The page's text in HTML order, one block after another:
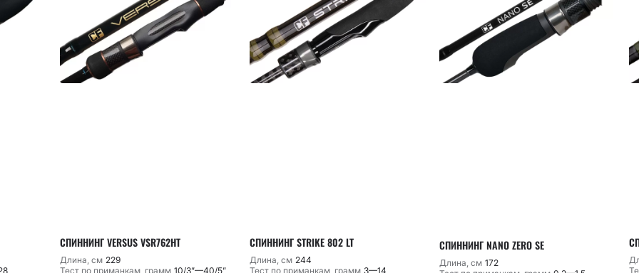
СПИННИНГ VERSUS VSR762HT
Длина, см 229
Тест по приманкам, грамм 10/3”—40/5”
СПИННИНГ STRIKE 802 LT
Длина, см 244
Тест по приманкам, грамм 3—14
СПИННИНГ NANO ZERO SE
Длина, см 172